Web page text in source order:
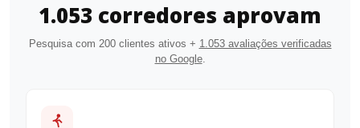
1.053 corredores aprovam
Pesquisa com 200 clientes ativos + 1.053 avaliações verificadas
no Google.